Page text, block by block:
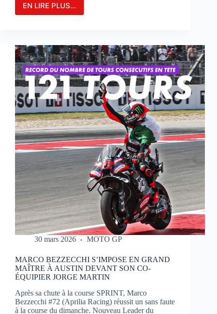
EN LIRE PLUS...
CARTON
BULEGA
QUI
RÉALISE
UN
WEEK-
END
PARFAIT
À
PORTIMAO
30 mars 2026 MOTO GP
MARCO BEZZECCHI S’IMPOSE EN GRAND
MAÎTRE À AUSTIN DEVANT SON CO-
ÉQUIPIER JORGE MARTIN
Après sa chute à la course SPRINT, Marco
Bezzecchi #72 (Aprilia Racing) réussit un sans faute
à la course du dimanche. Nouveau Leader du